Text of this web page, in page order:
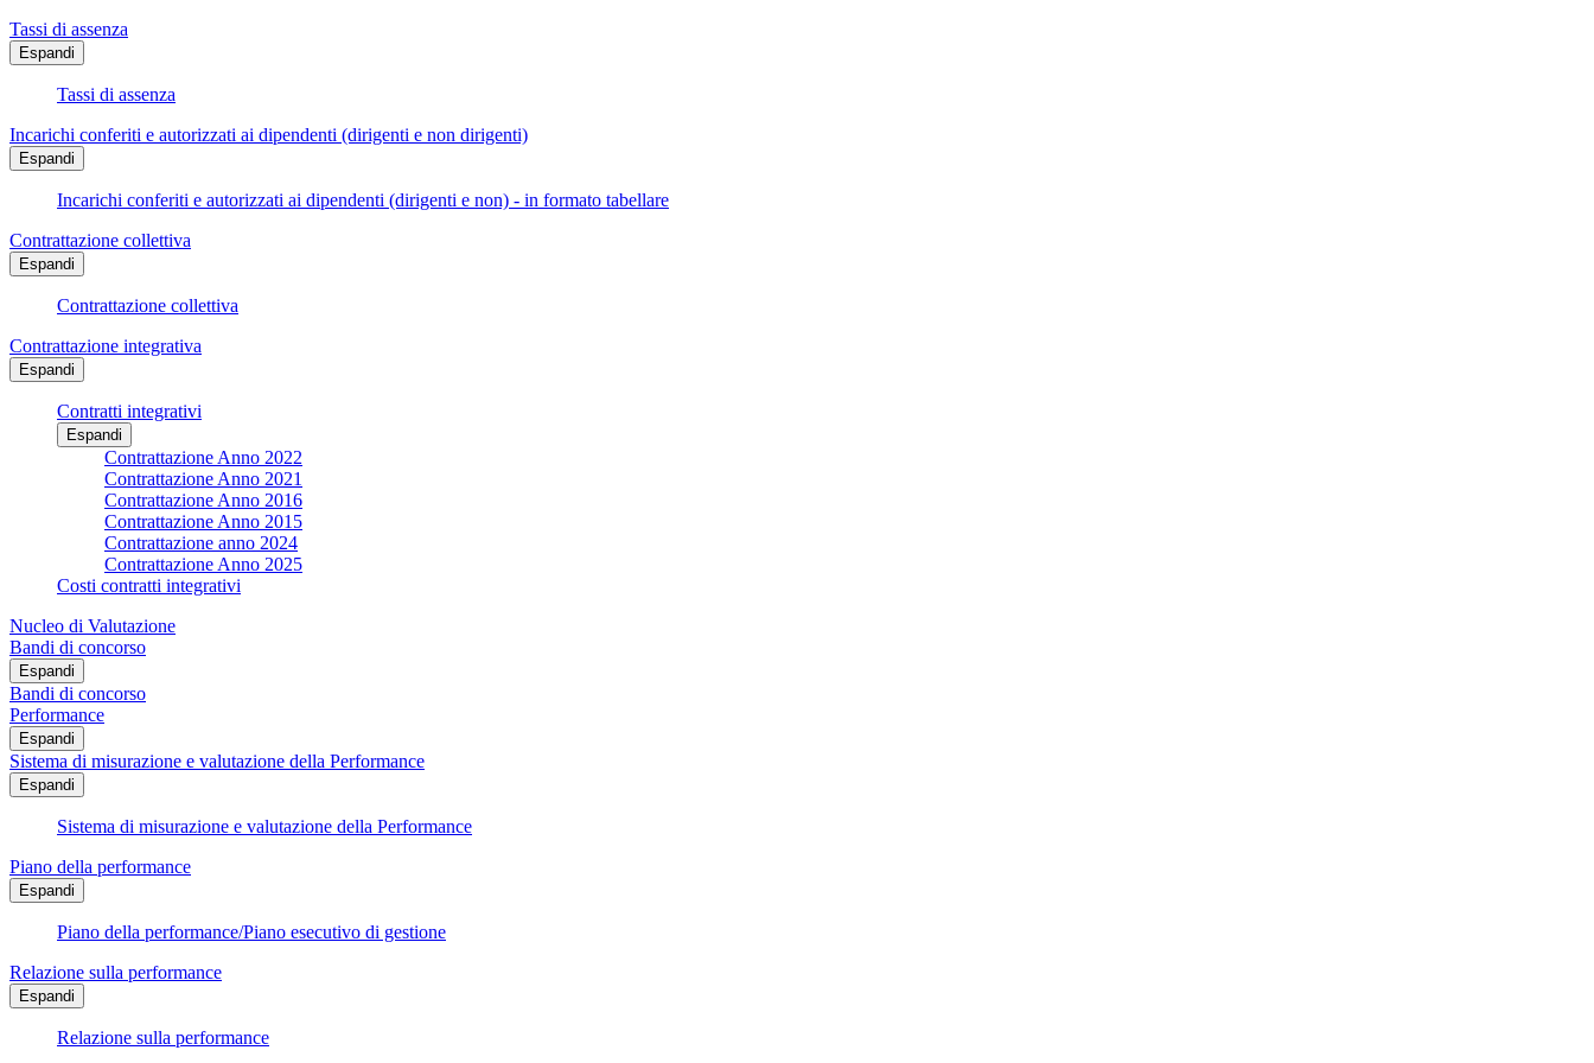
Tassi di assenza
Espandi
Tassi di assenza
Incarichi conferiti e autorizzati ai dipendenti (dirigenti e non dirigenti)
Espandi
Incarichi conferiti e autorizzati ai dipendenti (dirigenti e non) - in formato tabellare
Contrattazione collettiva
Espandi
Contrattazione collettiva
Contrattazione integrativa
Espandi
Contratti integrativi
Espandi
Contrattazione Anno 2022
Contrattazione Anno 2021
Contrattazione Anno 2016
Contrattazione Anno 2015
Contrattazione anno 2024
Contrattazione Anno 2025
Costi contratti integrativi
Nucleo di Valutazione
Bandi di concorso
Espandi
Bandi di concorso
Performance
Espandi
Sistema di misurazione e valutazione della Performance
Espandi
Sistema di misurazione e valutazione della Performance
Piano della performance
Espandi
Piano della performance/Piano esecutivo di gestione
Relazione sulla performance
Espandi
Relazione sulla performance